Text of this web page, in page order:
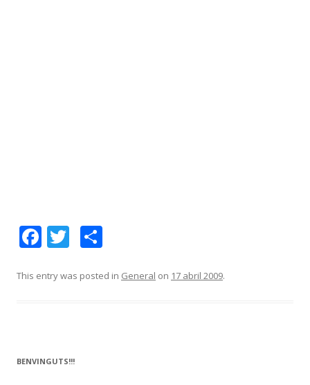
F
e
k
T
itt m
This entry was posted in General on 17 abril 2009.
BENVINGUTS!!!